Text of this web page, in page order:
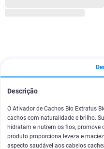
Descrição
O Ativador de Cachos Bio Extratus
cachos com naturalidade e brilho.
hidratam e nutrem os fios, promove
produto proporciona leveza e
aspecto saudável aos cabelos